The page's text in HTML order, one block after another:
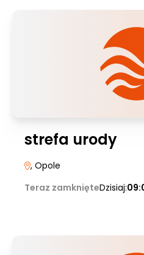
strefa urody
, Opole
Teraz zamknięteDzisiaj: